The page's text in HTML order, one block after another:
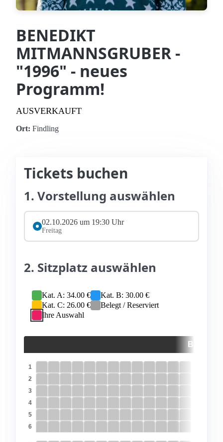
BENEDIKT
MITMANNSGRUBER -
"1996" - neues
Programm!
AUSVERKAUFT
Ort: Findling
Tickets buchen
1. Vorstellung auswählen
02.10.2026 um 19:30 Uhr
Freitag
2. Sitzplatz auswählen
Kat. A: 34.00 €
Kat. B: 30.00 €
Kat. C: 26.00 €
Belegt / Reserviert
Ihre Auswahl
BÜHNE
1
2
3
4
5
6